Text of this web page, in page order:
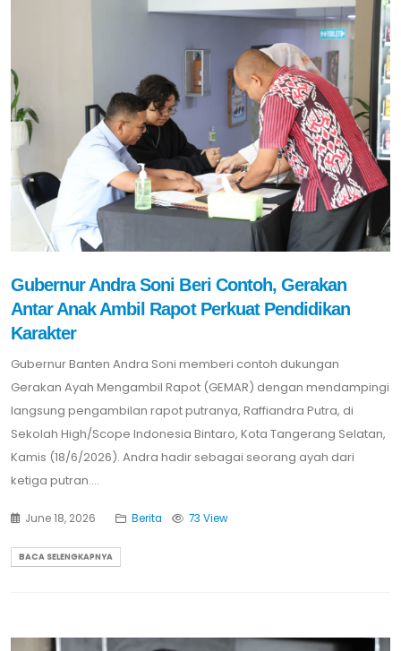
Gubernur Andra Soni Beri Contoh, Gerakan
Antar Anak Ambil Rapot Perkuat Pendidikan
Karakter
Gubernur Banten Andra Soni memberi contoh dukungan
Gerakan Ayah Mengambil Rapot (GEMAR) dengan mendampingi
langsung pengambilan rapot putranya, Raffiandra Putra, di
Sekolah High/Scope Indonesia Bintaro, Kota Tangerang Selatan,
Kamis (18/6/2026). Andra hadir sebagai seorang ayah dari
ketiga putran....
June 18, 2026 Berita 73 View
BACA SELENGKAPNYA